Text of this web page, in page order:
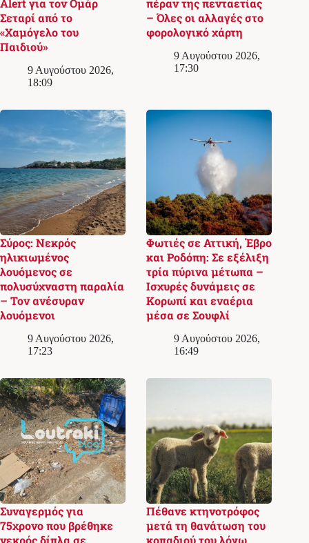
Alert για τον Ομάρ
Σεταρί από το
«Χαμόγελο του
Παιδιού»
9 Αυγούστου 2026,
18:09
πέραν της πενταετίας
– Όλες οι αλλαγές στο
φορολογικό χάρτη
9 Αυγούστου 2026,
17:30
Σύρος: Νεκρός
ηλικιωμένος
λουόμενος σε
πολυσύχναστη παραλία
– Τον ανέσυραν
λουόμενοι
9 Αυγούστου 2026,
17:23
Φωτιές σε Αττική, Έβρο
και Ροδόπη: Σε εξέλιξη
τρία πύρινα μέτωπα –
Ισχυρές δυνάμεις σε
Κορωπί και εναέρια
μέσα σε Σουφλί
9 Αυγούστου 2026,
16:49
Συναγερμός για
75χρονο που βρέθηκε
νεκρός δίπλα σε
Πέθανε κτηνοτρόφος
μετά τη θανάτωση του
κοπαδιού του λόγω